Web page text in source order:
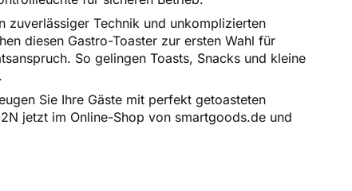
Technik und unkomplizierten
diesen Gastro-Toaster zur ersten Wahl für
So gelingen Toasts, Snacks und kleine
Sie Ihre Gäste mit perfekt getoasteten
jetzt im Online-Shop von smartgoods.de und